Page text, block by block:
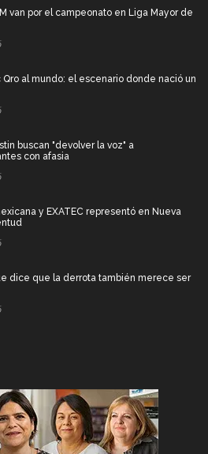
van por el campeonato en Liga Mayor de
Qro al mundo: el escenario donde nació un
buscan "devolver la voz" a
con afasia
y EXATEC representó en Nueva
dice que la derrota también merece ser